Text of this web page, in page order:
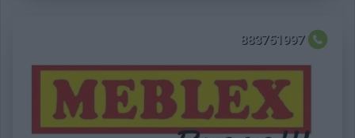
883751997